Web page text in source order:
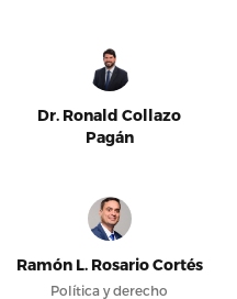
Dr. Ronald Collazo
Pagán
Ramón L. Rosario Cortés
Política y derecho